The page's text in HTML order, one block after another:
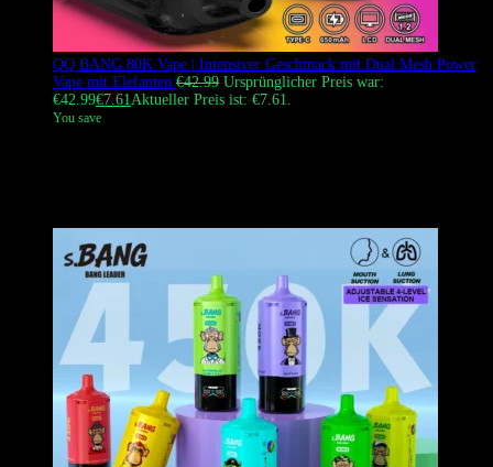
QQ BANG 80K Vape | Intensiver Geschmack mit Dual Mesh Power
Vape mit Elefanten €42.99 Ursprünglicher Preis war:
€42.99€7.61Aktueller Preis ist: €7.61.
You save